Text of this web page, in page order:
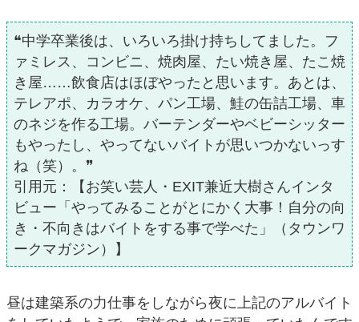
❝中学卒業後は、いろいろ掛け持ちしてました。フ
ァミレス、コンビニ、焼肉屋、たい焼き屋、たこ焼
き屋……飲食店はほぼやったと思います。あとは、
テレアポ、カラオケ、パン工場、鮭の缶詰工場、車
のネジを作る工場。バーテンダーやベビーシッター
もやったし、やってないバイトが思いつかないっす
ね（笑）。❞
引用元：【お笑い芸人・EXIT兼近大樹さんインタ
ビュー「やってみることがとにかく大事！自分の向
き・不向きはバイトをする事で学べた」（タウンワ
ークマガジン）】
昼は建築系の力仕事をしながら夜に上記のアルバイト